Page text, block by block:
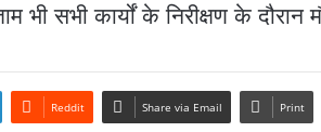
भी सभी कार्यों के निरीक्षण के दौरान
Reddit Share via Email Print